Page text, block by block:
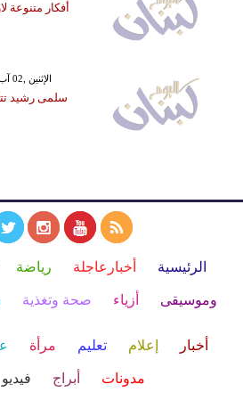
أفكار متنوعة
GMT 04:41 2021 الإثنين ,02 آب / أغسطس
سلمى رشيد
الرئيسية أخبارعاجلة رياضة
وموسيقى أزياء صحة وتغذية
أخبار إعلام تعليم مرأة
مدونات أبراج فيديو